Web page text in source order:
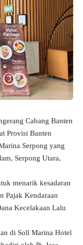
Cabang Banten
Provisi Banten
Serpong yang
Serpong Utara,
menarik kesadaran
Pajak Kendaraan
Kecelakaan Lalu
di Soll Marina Hotel